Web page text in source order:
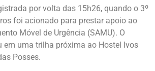
por volta das 15h26, quando o 3º
foi acionado para prestar apoio ao
Móvel de Urgência (SAMU). O
em uma trilha próxima ao Hostel Ivos
Posses.